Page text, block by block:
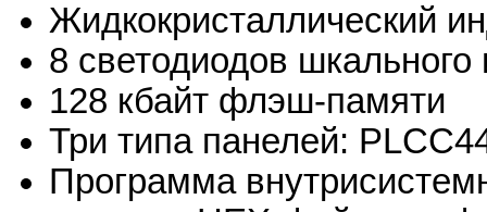
Жидкокристаллический
8 светодиодов шкального
128 кбайт флэш-памяти
Три типа панелей:
Программа